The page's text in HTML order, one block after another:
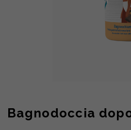
Bagnodoccia